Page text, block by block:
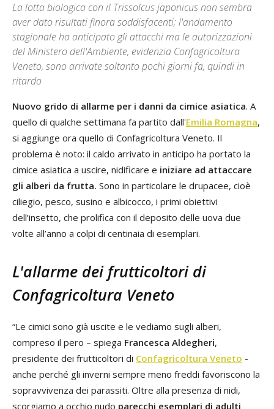
La lotta biologica con il Trissolcus japonicus non sembra
aver dato risultati finora soddisfacenti; l'andamento
stagionale ha anticipato gli attacchi ma le autorizzazioni
del Ministero dell'Ambiente, evidenzia Confagricoltura
Veneto, sono arrivate soltanto pochi giorni fa, quindi in
ritardo
Nuovo grido di allarme per i danni da cimice asiatica. A
quello di qualche settimana fa partito dall'Emilia Romagna,
si aggiunge ora quello di Confagricoltura Veneto. Il
problema è noto: il caldo arrivato in anticipo ha portato la
cimice asiatica a uscire, nidificare e iniziare ad attaccare
gli alberi da frutta. Sono in particolare le drupacee, cioè
ciliegio, pesco, susino e albicocco, i primi obiettivi
dell’insetto, che prolifica con il deposito delle uova due
volte all’anno a colpi di centinaia di esemplari.
L'allarme dei frutticoltori di
Confagricoltura Veneto
“Le cimici sono già uscite e le vediamo sugli alberi,
compreso il pero – spiega Francesca Aldegheri,
presidente dei frutticoltori di Confagricoltura Veneto -
anche perché gli inverni sempre meno freddi favoriscono la
sopravvivenza dei parassiti. Oltre alla presenza di nidi,
scorgiamo a occhio nudo parecchi esemplari di adulti